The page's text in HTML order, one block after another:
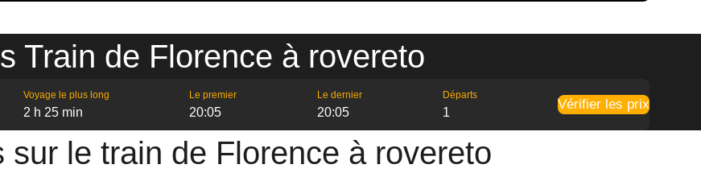
Train de Florence à rovereto
Voyage le plus long
2 h 25 min
Le premier
20:05
Le dernier
20:05
Départs
1
Vérifier les prix
sur le train de Florence à rovereto